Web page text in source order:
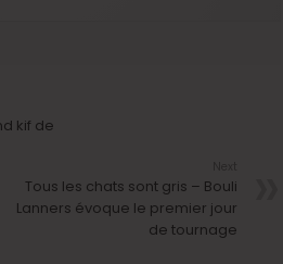
kif de
Tous les chats sont gris – Bouli
Lanners évoque le premier jour
de tournage